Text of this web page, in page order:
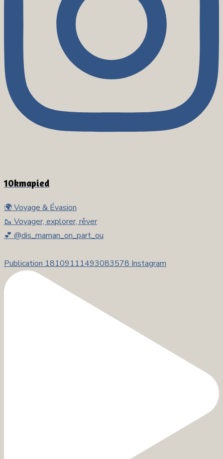
10kmapied
🌍 Voyage & Évasion
🥾 Voyager, explorer, rêver
💕 @dis_maman_on_part_ou
Publication 18109111493083578 Instagram